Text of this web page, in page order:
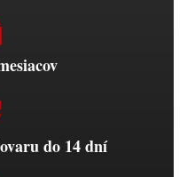
do 14 dní